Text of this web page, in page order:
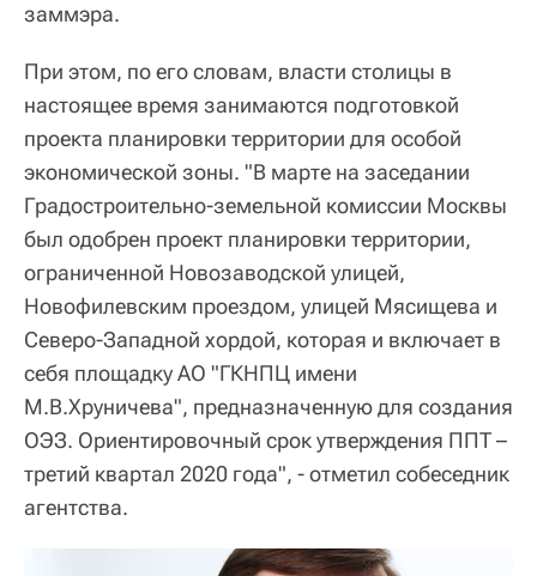
заммэра.
При этом, по его словам, власти столицы в
настоящее время занимаются подготовкой
проекта планировки территории для особой
экономической зоны. "В марте на заседании
Градостроительно-земельной комиссии Москвы
был одобрен проект планировки территории,
ограниченной Новозаводской улицей,
Новофилевским проездом, улицей Мясищева и
Северо-Западной хордой, которая и включает в
себя площадку АО "ГКНПЦ имени
М.В.Хруничева", предназначенную для создания
ОЭЗ. Ориентировочный срок утверждения ППТ –
третий квартал 2020 года", - отметил собеседник
агентства.